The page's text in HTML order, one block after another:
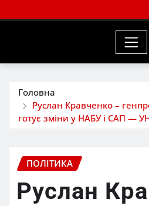
Головна
Руслан Кравченко –
готує зміни у НАБУ і САП —
ПОЛІТИКА
Руслан